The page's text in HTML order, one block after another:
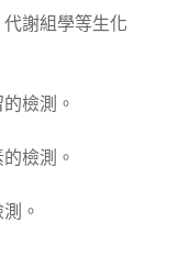
代謝組學等生化
檢測。
檢測。
。